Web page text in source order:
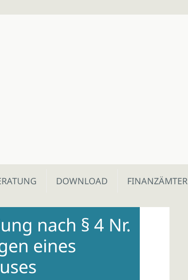
DOWNLOAD FINANZÄMTER
nach § 4 Nr.
eines